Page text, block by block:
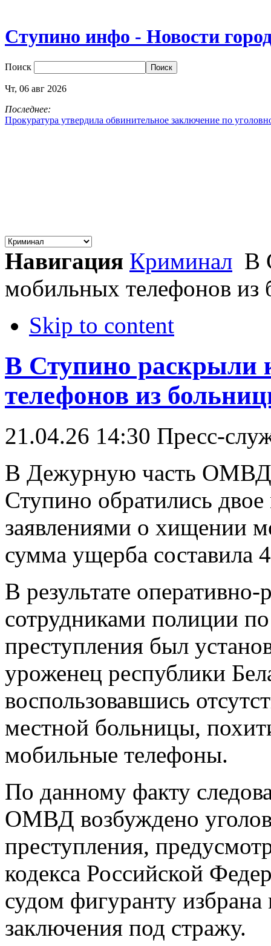
Ступино инфо - Новости
Поиск
Чт, 06 авг 2026
Последнее:
Прокуратура утвердила обвинительное заключение по
Навигация Криминал В
мобильных телефонов из
Skip to content
В Ступино раскрыли
телефонов из
21.04.26 14:30 Пресс-
В Дежурную часть ОМВД
Ступино обратились
заявлениями о хищении
сумма ущерба составила
В результате
сотрудниками полиции
преступления был
уроженец республики
воспользовавшись
местной больницы,
мобильные телефоны.
По данному факту
ОМВД возбуждено
преступления,
кодекса Российской
судом фигуранту
заключения под стражу.